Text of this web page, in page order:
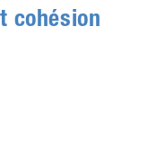
cohésion